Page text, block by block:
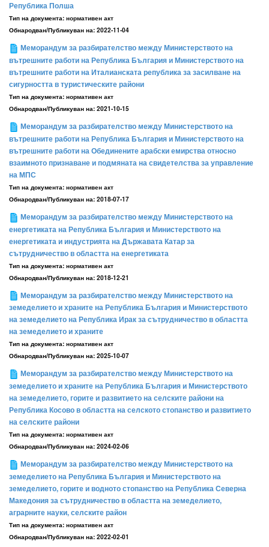
Република Полша
Тип на документа: нормативен акт
Обнародван/Публикуван на: 2022-11-04
Меморандум за разбирателство между Министерството на
вътрешните работи на Република България и Министерството на
вътрешните работи на Италианската република за засилване на
сигурността в туристическите райони
Тип на документа: нормативен акт
Обнародван/Публикуван на: 2021-10-15
Меморандум за разбирателство между Министерството на
вътрешните работи на Република България и Министерството на
вътрешните работи на Обединените арабски емирства относно
взаимното признаване и подмяната на свидетелства за управление
на МПС
Тип на документа: нормативен акт
Обнародван/Публикуван на: 2018-07-17
Меморандум за разбирателство между Министерството на
енергетиката на Република България и Министерството на
енергетиката и индустрията на Държавата Катар за
сътрудничество в областта на енергетиката
Тип на документа: нормативен акт
Обнародван/Публикуван на: 2018-12-21
Меморандум за разбирателство между Министерството на
земеделието и храните на Република България и Министерството
на земеделието на Република Ирак за сътрудничество в областта
на земеделието и храните
Тип на документа: нормативен акт
Обнародван/Публикуван на: 2025-10-07
Меморандум за разбирателство между Министерството на
земеделието и храните на Република България и Министерството
на земеделието, горите и развитието на селските райони на
Република Косово в областта на селското стопанство и развитието
на селските райони
Тип на документа: нормативен акт
Обнародван/Публикуван на: 2024-02-06
Меморандум за разбирателство между Министерството на
земеделието на Република България и Министерството на
земеделието, горите и водното стопанство на Република Северна
Македония за сътрудничество в областта на земеделието,
аграрните науки, селските район
Тип на документа: нормативен акт
Обнародван/Публикуван на: 2022-02-01